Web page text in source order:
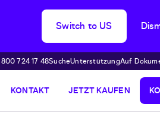
Switch to US
724 17 48SucheUnterstützungAuf
KONTAKT JETZT KAUFEN